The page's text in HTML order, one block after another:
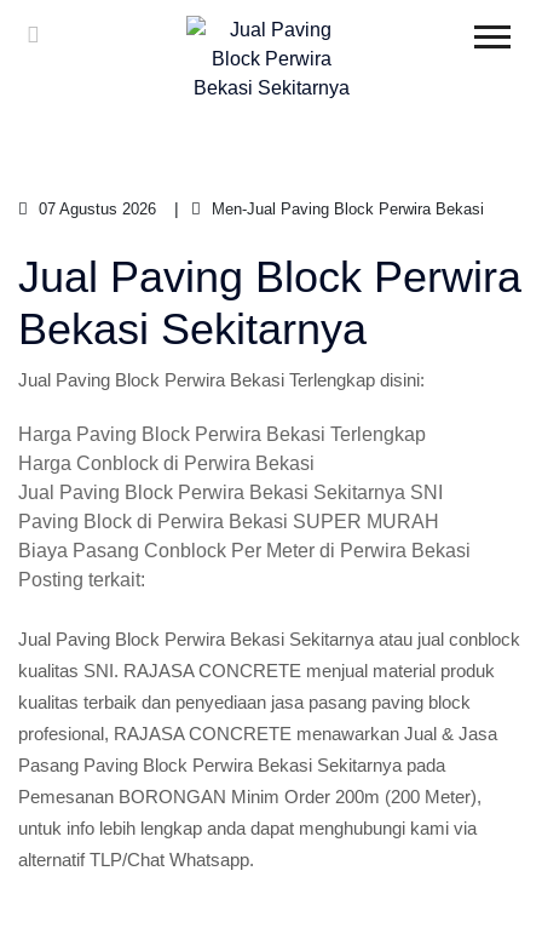
07 Agustus 2026 Men-Jual Paving Block Perwira Bekasi
Jual Paving Block Perwira
Bekasi Sekitarnya
Jual Paving Block Perwira Bekasi Terlengkap disini:
Harga Paving Block Perwira Bekasi Terlengkap
Harga Conblock di Perwira Bekasi
Jual Paving Block Perwira Bekasi Sekitarnya SNI
Paving Block di Perwira Bekasi SUPER MURAH
Biaya Pasang Conblock Per Meter di Perwira Bekasi
Posting terkait:
Jual Paving Block Perwira Bekasi Sekitarnya atau jual conblock
kualitas SNI. RAJASA CONCRETE menjual material produk
kualitas terbaik dan penyediaan jasa pasang paving block
profesional, RAJASA CONCRETE menawarkan Jual & Jasa
Pasang Paving Block Perwira Bekasi Sekitarnya pada
Pemesanan BORONGAN Minim Order 200m (200 Meter),
untuk info lebih lengkap anda dapat menghubungi kami via
alternatif TLP/Chat Whatsapp.